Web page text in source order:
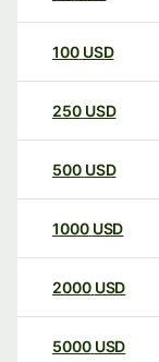
100 USD
250 USD
500 USD
1000 USD
2000 USD
5000 USD